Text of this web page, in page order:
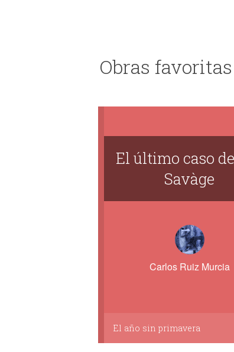
Obras
El último caso
Savàge
Carlos Ruiz Murcia
El año sin primavera